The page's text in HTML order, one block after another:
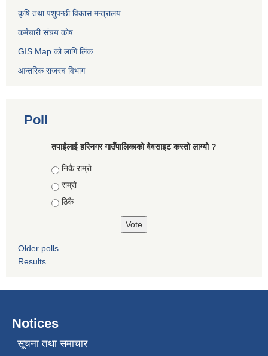
कृषि तथा पशुपन्छी विकास मन्त्रालय
कर्मचारी संचय कोष
GIS Map को लागि लिंक
आन्तरिक राजस्व विभाग
Poll
तपाईंलाई हरिनगर गाउँपालिकाको वेवसाइट कस्तो लाग्यो ?
Choices
निकै राम्राे
राम्राे
ठिकै
Older polls
Results
Notices
सूचना तथा समाचार